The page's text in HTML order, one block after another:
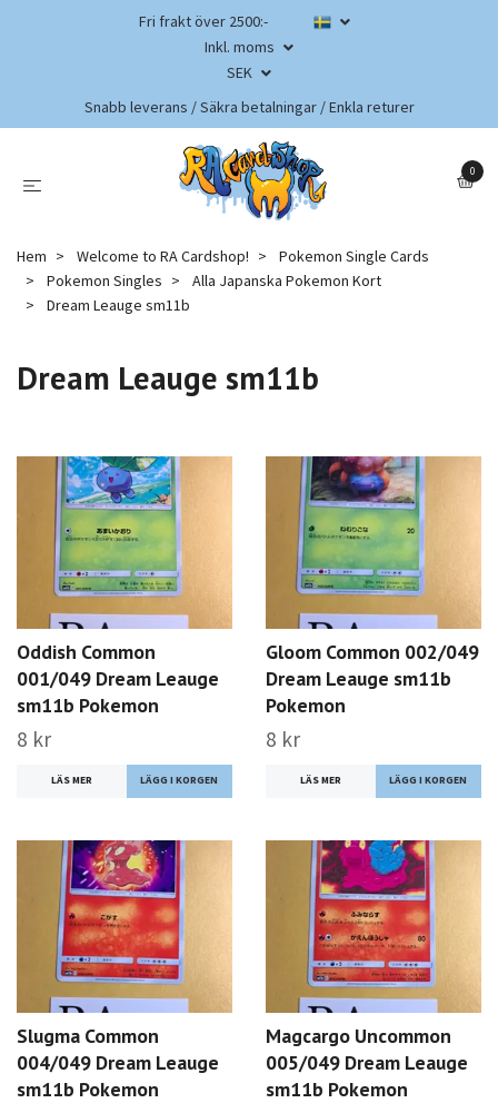
Fri frakt över 2500:-
Inkl. moms
SEK
Snabb leverans / Säkra betalningar / Enkla returer
0
Hem Welcome to RA Cardshop!
Pokemon Single Cards
Pokemon Singles
Alla Japanska Pokemon Kort
Dream Leauge sm11b
Dream Leauge sm11b
Oddish Common
001/049 Dream Leauge
sm11b Pokemon
8 kr
LÄS MER
Gloom Common 002/049
Dream Leauge sm11b
Pokemon
8 kr
LÄS MER
Slugma Common
004/049 Dream Leauge
sm11b Pokemon
Magcargo Uncommon
005/049 Dream Leauge
sm11b Pokemon